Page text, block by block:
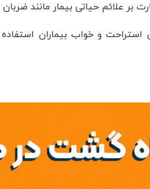
بر علائم حیاتی بیمار مانند
استراحت و خواب بیماران